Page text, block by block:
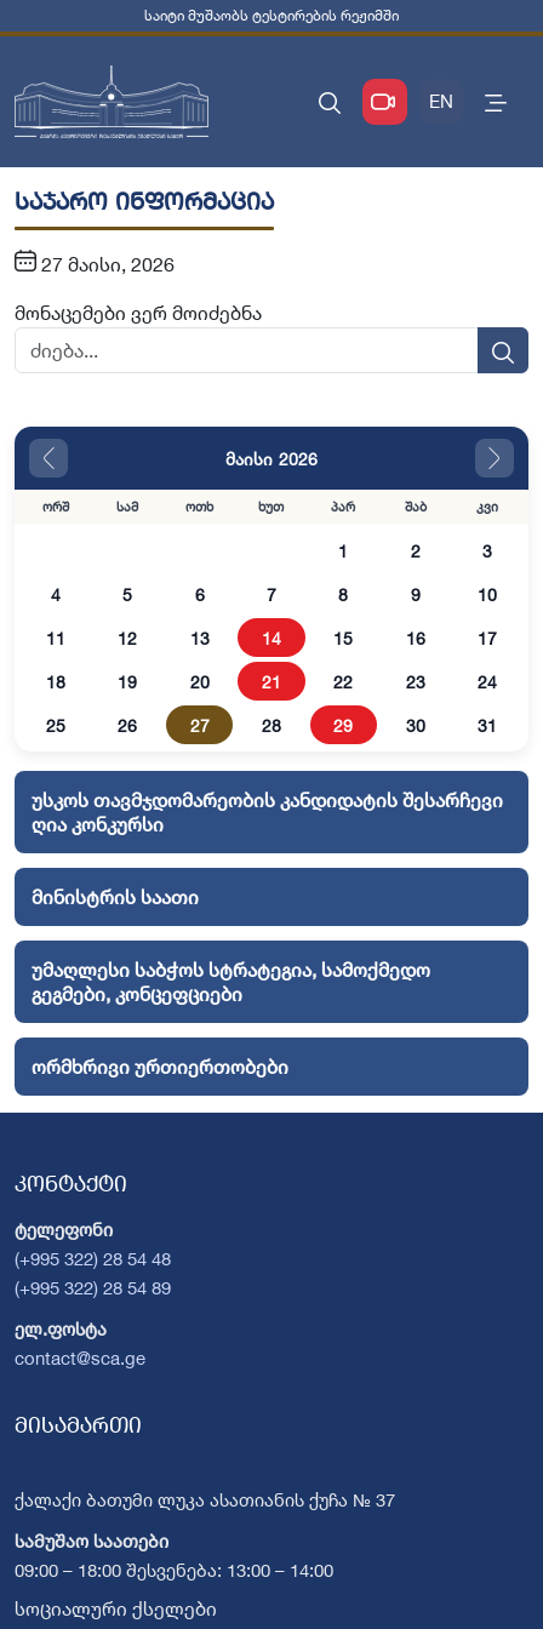
საიტი მუშაობს ტესტირების რეჟიმში
EN
საჯარო ინფორმაცია
27 მაისი, 2026
მონაცემები ვერ მოიძებნა
მაისი 2026
ორშ სამ ოთხ ხუთ პარ შაბ კვი
1 2 3
4 5 6 7 8 9 10
11 12 13 14 15 16 17
18 19 20 21 22 23 24
25 26 27 28 29 30 31
უსკოს თავმჯდომარეობის კანდიდატის შესარჩევი
ღია კონკურსი
მინისტრის საათი
უმაღლესი საბჭოს სტრატეგია, სამოქმედო
გეგმები, კონცეფციები
ორმხრივი ურთიერთობები
კონტაქტი
ტელეფონი
(+995 322) 28 54 48
(+995 322) 28 54 89
ელ.ფოსტა
contact@sca.ge
მისამართი
ქალაქი ბათუმი ლუკა ასათიანის ქუჩა № 37
სამუშაო საათები
09:00 – 18:00 შესვენება: 13:00 – 14:00
სოციალური ქსელები